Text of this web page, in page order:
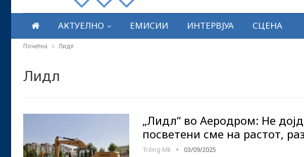
АКТУЕЛНО ЕМИСИИ ИНТЕРВЈУА СЦЕНА
Почетна Лидл
Лидл
„Лидл“ во Аеродром: Не
посветени сме на растот,
Triling Mk 03/09/2025